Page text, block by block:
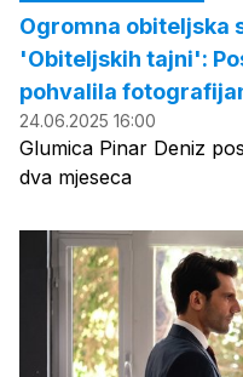
Ogromna obiteljska
'Obiteljskih tajni':
pohvalila
24.06.2025 16:00
Glumica Pinar Deniz
dva mjeseca